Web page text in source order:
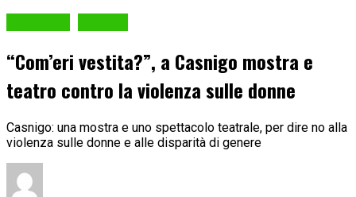
“Com’eri vestita?”, a Casnigo mostra e
teatro contro la violenza sulle donne
Casnigo: una mostra e uno spettacolo teatrale, per dire no alla
violenza sulle donne e alle disparità di genere